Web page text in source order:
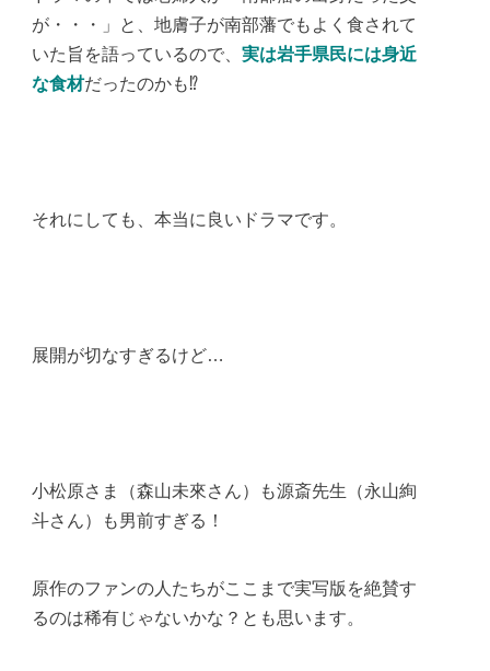
が・・・」と、地膚子が南部藩でもよく食されて
いた旨を語っているので、 実は岩手県民には身近
な食材だったのかも⁉︎
‪それにしても、本当に良いドラマです。
展開が切なすぎるけど…
‪小松原さま（森山未來さん）も源斎先生（永山絢
斗さん）も男前すぎる！
原作のファンの人たちがここまで実写版を絶賛す
るのは稀有じゃないかな？‬とも思います。